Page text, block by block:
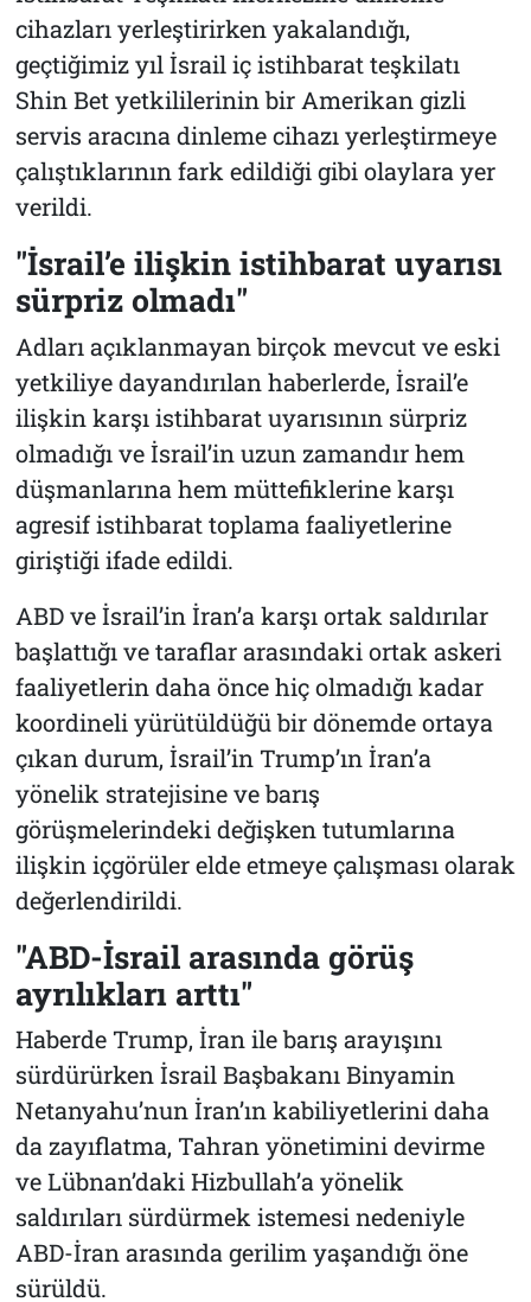
cihazları yerleştirirken yakalandığı,
geçtiğimiz yıl İsrail iç istihbarat teşkilatı
Shin Bet yetkililerinin bir Amerikan gizli
servis aracına dinleme cihazı yerleştirmeye
çalıştıklarının fark edildiği gibi olaylara yer
verildi.
"İsrail’e ilişkin istihbarat uyarısı
sürpriz olmadı"
Adları açıklanmayan birçok mevcut ve eski
yetkiliye dayandırılan haberlerde, İsrail’e
ilişkin karşı istihbarat uyarısının sürpriz
olmadığı ve İsrail’in uzun zamandır hem
düşmanlarına hem müttefiklerine karşı
agresif istihbarat toplama faaliyetlerine
giriştiği ifade edildi.
ABD ve İsrail’in İran’a karşı ortak saldırılar
başlattığı ve taraflar arasındaki ortak askeri
faaliyetlerin daha önce hiç olmadığı kadar
koordineli yürütüldüğü bir dönemde ortaya
çıkan durum, İsrail’in Trump’ın İran’a
yönelik stratejisine ve barış
görüşmelerindeki değişken tutumlarına
ilişkin içgörüler elde etmeye çalışması olarak
değerlendirildi.
"ABD-İsrail arasında görüş
ayrılıkları arttı"
Haberde Trump, İran ile barış arayışını
sürdürürken İsrail Başbakanı Binyamin
Netanyahu’nun İran’ın kabiliyetlerini daha
da zayıflatma, Tahran yönetimini devirme
ve Lübnan’daki Hizbullah’a yönelik
saldırıları sürdürmek istemesi nedeniyle
ABD-İran arasında gerilim yaşandığı öne
sürüldü.